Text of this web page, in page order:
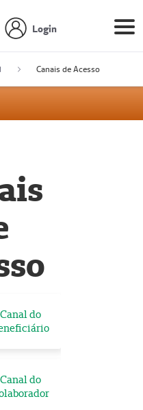
Login
Canais de Acesso
Canal do
Canal do